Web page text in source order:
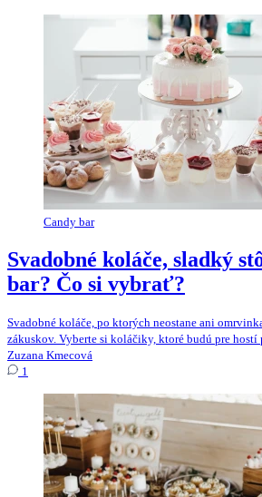
Candy bar
Svadobné koláče, sladký
bar? Čo si vybrať?
Svadobné koláče, po ktorých neostane ani
zákuskov. Vyberte si koláčiky, ktoré budú pre hostí
Zuzana Kmecová
1